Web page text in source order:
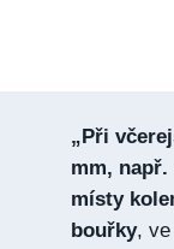
„Při
mm,
místy
bouřky, ve